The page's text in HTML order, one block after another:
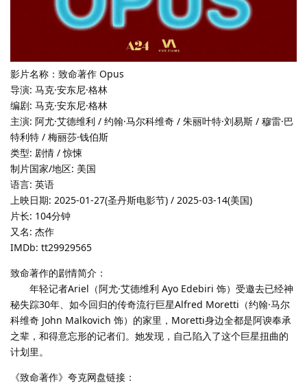
影片名称：致命著作 Opus
导演: 马克·安东尼·格林
编剧: 马克·安东尼·格林
主演: 阿尤·艾德维利 / 约翰·马尔科维奇 / 朱丽叶特·刘易斯 / 穆雷·巴
特利特 / 梅丽莎·钱伯斯
类型: 剧情 / 惊悚
制片国家/地区: 美国
语言: 英语
上映日期: 2025-01-27(圣丹斯电影节) / 2025-03-14(美国)
片长: 104分钟
又名: 杰作
IMDb: tt29929565
致命著作的剧情简介：
年轻记者Ariel（阿尤·艾德维利 Ayo Edebiri 饰）受邀去已经神
秘失踪30年、如今回归的传奇流行巨星Alfred Moretti（约翰·马尔
科维奇 John Malkovich 饰）的家里，Moretti身边全都是阿谀奉承
之辈，和得意忘形的记者们。她发现，自己陷入了这个巨星扭曲的
计划里。
《致命著作》夸克网盘链接：